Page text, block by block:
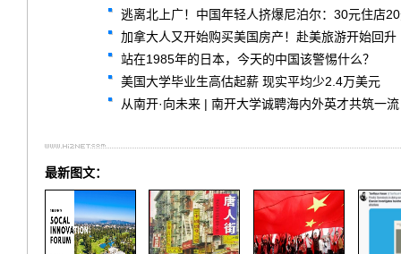
逃离北上广！中国年轻人挤爆尼泊尔：30元住店
加拿大人又开始购买美国房产！赴美旅游开始回升
站在1985年的日本，今天的中国该警惕什么？
美国大学毕业生高估起薪 现实平均少2.4万美元
从南开·向未来 | 南开大学诚聘海内外英才共筑一流
最新图文：